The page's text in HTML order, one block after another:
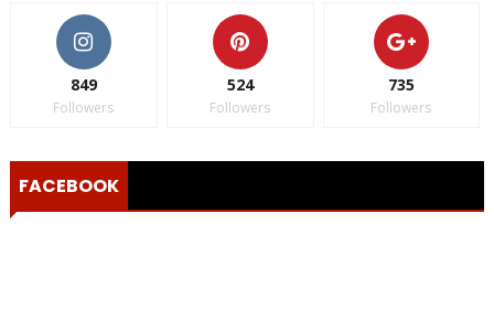
849
Followers
524
Followers
735
Followers
FACEBOOK